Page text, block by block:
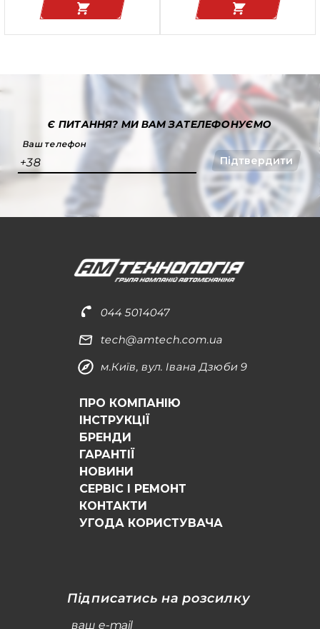
Є ПИТАННЯ?МИ ВАМ ЗАТЕЛЕФОНУЄМО
Ваш телефон
+38 Підтвердити
044 5014047
tech@amtech.com.ua
м.Київ, вул. Івана Дзюби 9
ПРО КОМПАНІЮ
ІНСТРУКЦІЇ
БРЕНДИ
ГАРАНТІЇ
НОВИНИ
СЕРВІС І РЕМОНТ
КОНТАКТИ
УГОДА КОРИСТУВАЧА
Підписатись на розсилку
ваш e-mail